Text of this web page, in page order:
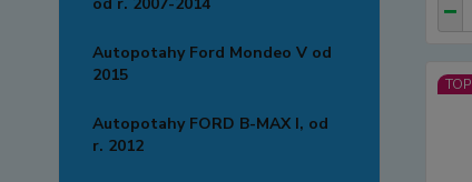
Autopotahy Ford Mondeo V od
2015
Autopotahy FORD B-MAX I, od
r. 2012